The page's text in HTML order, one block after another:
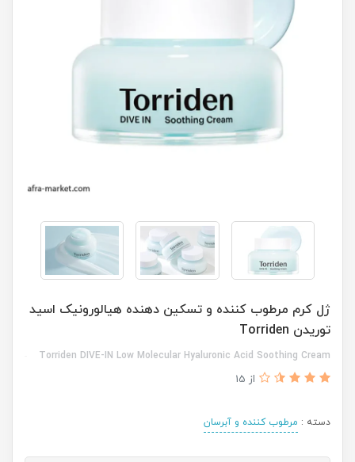
ژل کرم مرطوب کننده و تسکین دهنده هیالورونیک اسید
توریدن Torriden
Torriden DIVE-IN Low Molecular Hyaluronic Acid Soothing Cream
از 15
دسته : مرطوب کننده و آبرسان